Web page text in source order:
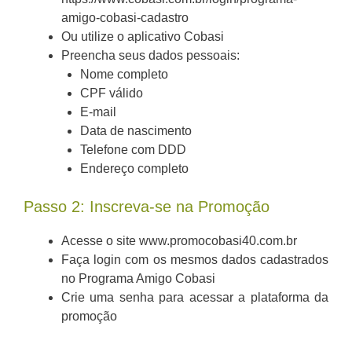
amigo-cobasi-cadastro
Ou utilize o aplicativo Cobasi
Preencha seus dados pessoais:
Nome completo
CPF válido
E-mail
Data de nascimento
Telefone com DDD
Endereço completo
Passo 2: Inscreva-se na Promoção
Acesse o site www.promocobasi40.com.br
Faça login com os mesmos dados cadastrados
no Programa Amigo Cobasi
Crie uma senha para acessar a plataforma da
promoção